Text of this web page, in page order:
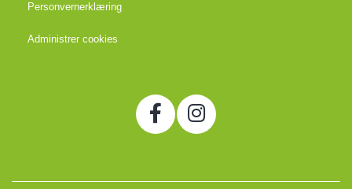
Personvernerklæring
Administrer cookies